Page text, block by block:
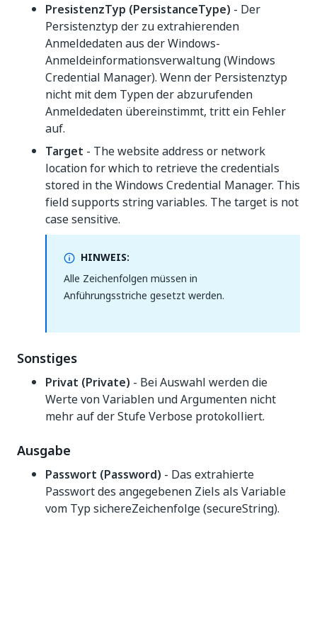
PresistenzTyp (PersistanceType) - Der
Persistenztyp der zu extrahierenden
Anmeldedaten aus der Windows-
Anmeldeinformationsverwaltung (Windows
Credential Manager). Wenn der Persistenztyp
nicht mit dem Typen der abzurufenden
Anmeldedaten übereinstimmt, tritt ein Fehler
auf.
Target - The website address or network
location for which to retrieve the credentials
stored in the Windows Credential Manager. This
field supports string variables. The target is not
case sensitive.
HINWEIS:
Alle Zeichenfolgen müssen in
Anführungsstriche gesetzt werden.
Sonstiges
Privat (Private) - Bei Auswahl werden die
Werte von Variablen und Argumenten nicht
mehr auf der Stufe Verbose protokolliert.
Ausgabe
Passwort (Password) - Das extrahierte
Passwort des angegebenen Ziels als Variable
vom Typ sichereZeichenfolge (secureString).